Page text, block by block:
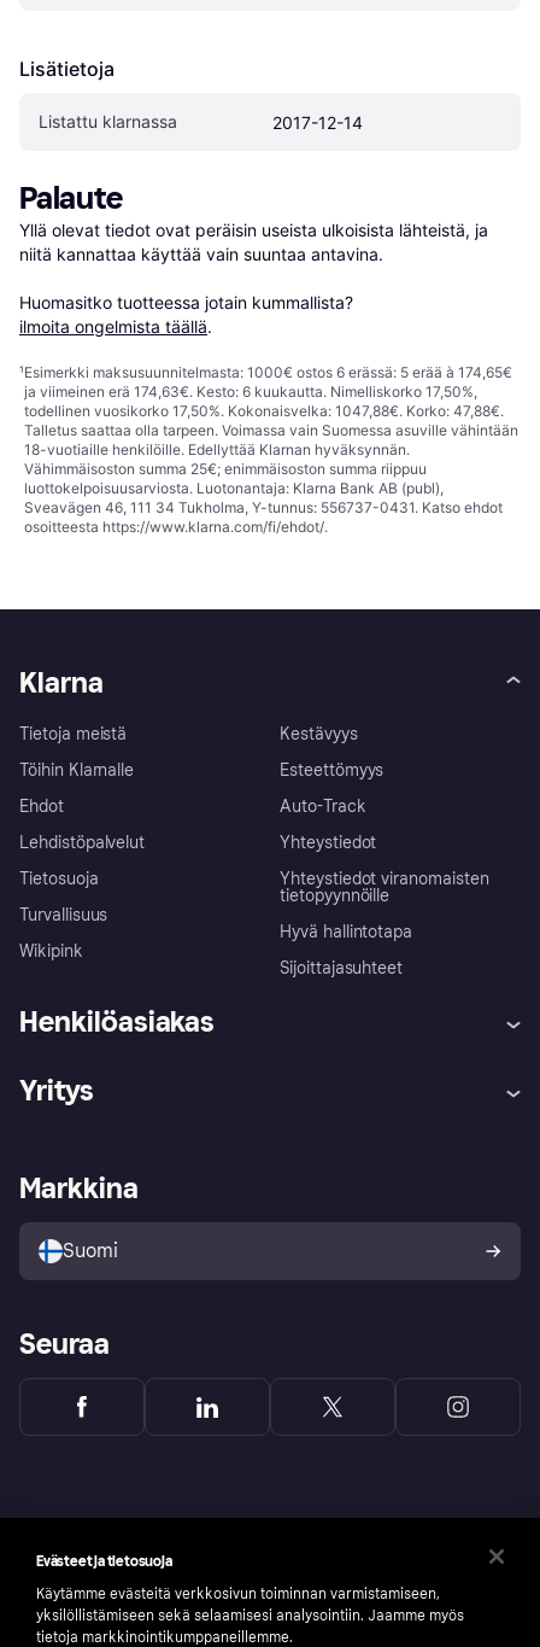
Lisätietoja
Listattu klarnassa 2017-12-14
Palaute
Yllä olevat tiedot ovat peräisin useista ulkoisista lähteistä, ja
niitä kannattaa käyttää vain suuntaa antavina.
Huomasitko tuotteessa jotain kummallista?
ilmoita ongelmista täällä.
¹Esimerkki maksusuunnitelmasta: 1000€ ostos 6 erässä: 5 erää à 174,65€
ja viimeinen erä 174,63€. Kesto: 6 kuukautta. Nimelliskorko 17,50%,
todellinen vuosikorko 17,50%. Kokonaisvelka: 1047,88€. Korko: 47,88€.
Talletus saattaa olla tarpeen. Voimassa vain Suomessa asuville vähintään
18-vuotiaille henkilöille. Edellyttää Klarnan hyväksynnän.
Vähimmäisoston summa 25€; enimmäisoston summa riippuu
luottokelpoisuusarviosta. Luotonantaja: Klarna Bank AB (publ),
Sveavägen 46, 111 34 Tukholma, Y-tunnus: 556737-0431. Katso ehdot
osoitteesta https://www.klarna.com/fi/ehdot/.
Klarna
Tietoja meistä
Töihin Klarnalle
Ehdot
Lehdistöpalvelut
Tietosuoja
Turvallisuus
Wikipink
Kestävyys
Esteettömyys
Auto-Track
Yhteystiedot
Yhteystiedot viranomaisten
tietopyynnöille
Hyvä hallintotapa
Sijoittajasuhteet
Henkilöasiakas
Ohje
Kirjaudu sisään
Tutustu kauppoihin
Ostajan turva
Yritys
Kirjaudu sisään yrityksenä
Markkina
Suomi
Seuraa
Evästeet ja tietosuoja
Käytämme evästeitä verkkosivun toiminnan varmistamiseen,
yksilöllistämiseen sekä selaamisesi analysointiin. Jaamme myös
tietoja markkinointikumppaneillemme.